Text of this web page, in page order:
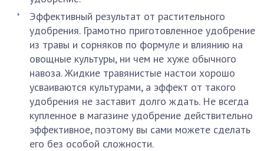
Эффективный результат от растительного
удобрения. Грамотно приготовленное удобрение
из травы и сорняков по формуле и влиянию на
овощные культуры, ни чем не хуже обычного
навоза. Жидкие травянистые настои хорошо
усваиваются культурами, а эффект от такого
удобрения не заставит долго ждать. Не всегда
купленное в магазине удобрение действительно
эффективное, поэтому вы сами можете сделать
его без особой сложности.